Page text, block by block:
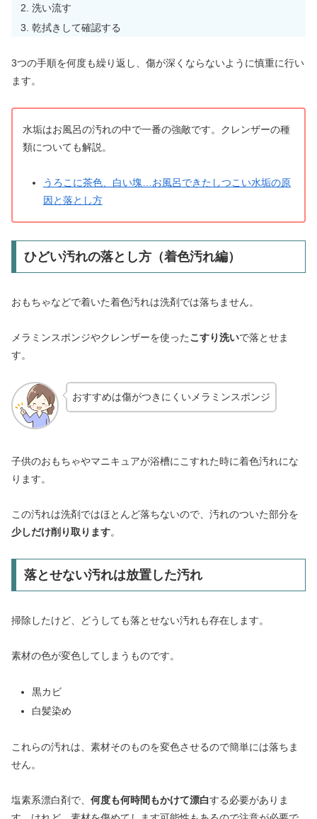
洗い流す
乾拭きして確認する
3つの手順を何度も繰り返し、傷が深くならないように慎重に行い
ます。
水垢はお風呂の汚れの中で一番の強敵です。クレンザーの種
類についても解説。
うろこに茶色、白い塊…お風呂できたしつこい水垢の原
因と落とし方
ひどい汚れの落とし方（着色汚れ編）
おもちゃなどで着いた着色汚れは洗剤では落ちません。
メラミンスポンジやクレンザーを使ったこすり洗いで落とせま
す。
おすすめは傷がつきにくいメラミンスポンジ
子供のおもちゃやマニキュアが浴槽にこすれた時に着色汚れにな
ります。
この汚れは洗剤ではほとんど落ちないので、汚れのついた部分を
少しだけ削り取ります。
落とせない汚れは放置した汚れ
掃除したけど、どうしても落とせない汚れも存在します。
素材の色が変色してしまうものです。
黒カビ
白髪染め
これらの汚れは、素材そのものを変色させるので簡単には落ちま
せん。
塩素系漂白剤で、 何度も何時間もかけて漂白する必要がありま